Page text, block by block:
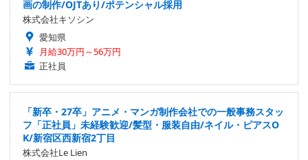
画の制作/OJTあり/ポテンシャル採用
株式会社キソシン
愛知県
月給30万円～56万円
正社員
「新卒・27卒」アニメ・マンガ制作会社での一般事務スタッ
フ「正社員」未経験歓迎/髪型・服装自由/ネイル・ピアスO
K/新宿区西新宿2丁目
株式会社Le Lien